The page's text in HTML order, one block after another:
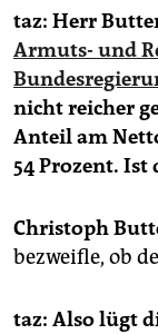
taz: Herr
Armuts- und
nicht reicher
Anteil am
54 Prozent. Ist
Christoph
bezweifle, ob
taz: Also lügt